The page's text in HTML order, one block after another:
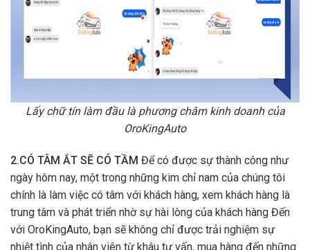
Lấy chữ tín làm đầu là phương châm kinh doanh của
OroKingAuto
2.CÓ TÂM ẮT SẼ CÓ TẦM Để có được sự thành công như
ngày hôm nay, một trong những kim chỉ nam của chúng tôi
chính là làm việc có tâm với khách hàng, xem khách hàng là
trung tâm và phát triển nhờ sự hài lòng của khách hàng Đến
với OroKingAuto, bạn sẽ không chỉ được trải nghiệm sự
nhiệt tình của nhân viên từ khâu tư vấn, mua hàng đến những